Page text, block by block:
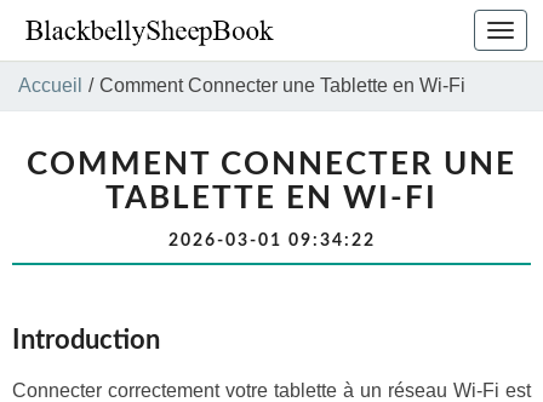
la
Accueil / Comment Connecter une Tablette en Wi-Fi
COMMENT CONNECTER UNE
TABLETTE EN WI-FI
2026-03-01 09:34:22
Introduction
Connecter correctement votre tablette à un réseau Wi-Fi est